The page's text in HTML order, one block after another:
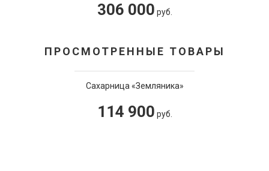
бриллиантами
306 000 руб.
ПРОСМОТРЕННЫЕ ТОВАРЫ